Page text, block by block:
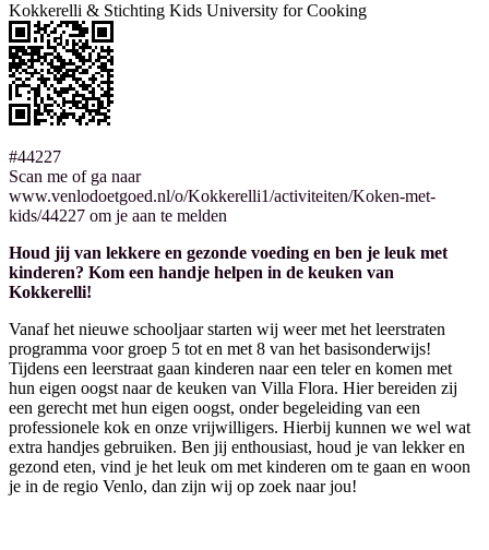
Kokkerelli & Stichting Kids University for Cooking
#44227
Scan me of ga naar
www.venlodoetgoed.nl/o/Kokkerelli1/activiteiten/Koken-met-
kids/44227 om je aan te melden
Houd jij van lekkere en gezonde voeding en ben je leuk met
kinderen? Kom een handje helpen in de keuken van
Kokkerelli!
Vanaf het nieuwe schooljaar starten wij weer met het leerstraten
programma voor groep 5 tot en met 8 van het basisonderwijs!
Tijdens een leerstraat gaan kinderen naar een teler en komen met
hun eigen oogst naar de keuken van Villa Flora. Hier bereiden zij
een gerecht met hun eigen oogst, onder begeleiding van een
professionele kok en onze vrijwilligers. Hierbij kunnen we wel wat
extra handjes gebruiken. Ben jij enthousiast, houd je van lekker en
gezond eten, vind je het leuk om met kinderen om te gaan en woon
je in de regio Venlo, dan zijn wij op zoek naar jou!